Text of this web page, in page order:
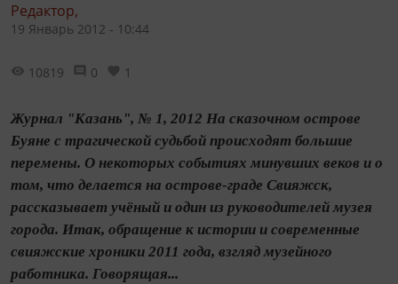
Редактор,
19 Январь 2012 - 10:44
10819 0 1
Журнал "Казань", № 1, 2012 На сказочном острове
Буяне с трагической судьбой происходят большие
перемены. О некоторых событиях минувших веков и о
том, что делается на острове-граде Свияжск,
рассказывает учёный и один из руководителей музея
города. Итак, обращение к истории и современные
свияжские хроники 2011 года, взгляд музейного
работника. Говорящая...